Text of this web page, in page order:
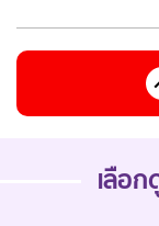
เลือก